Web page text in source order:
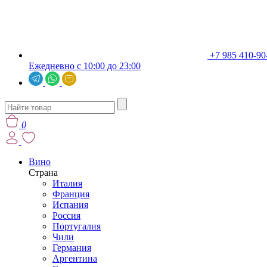
+7 985 410-
Ежедневно с 10:00 до 23:00
0
Вино
Страна
Италия
Франция
Испания
Россия
Португалия
Чили
Германия
Аргентина